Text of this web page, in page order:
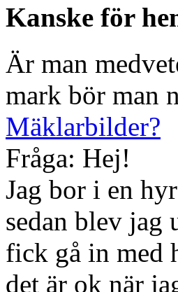
Kanske för
Är man
mark bör man
Mäklarbilder?
Fråga: Hej!
Jag bor i en
sedan blev jag
fick gå in med
det är ok när